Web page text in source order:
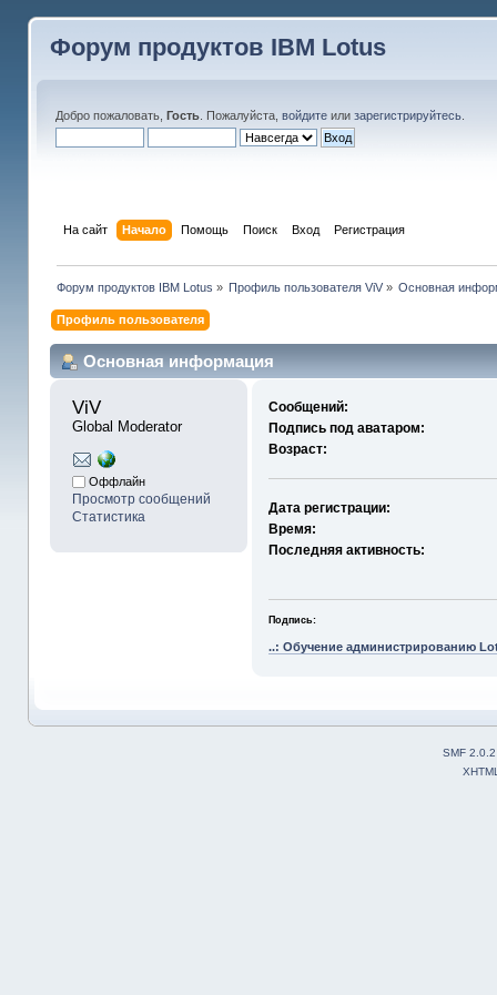
Форум продуктов IBM Lotus
Добро пожаловать, Гость. Пожалуйста, войдитеили зарегистрируйтесь.
На сайт Начало Помощь Поиск Вход Регистрация
Форум продуктов IBM Lotus » Профиль пользователя ViV » Основная
Профиль пользователя
Основная информация
ViV
Global Moderator
Оффлайн
Просмотр сообщений
Статистика
Сообщений:
Подпись под аватаром:
Возраст:
Дата регистрации:
Время:
Последняя активность:
Подпись:
..: Обучение администрированию
SMF 2.0.2